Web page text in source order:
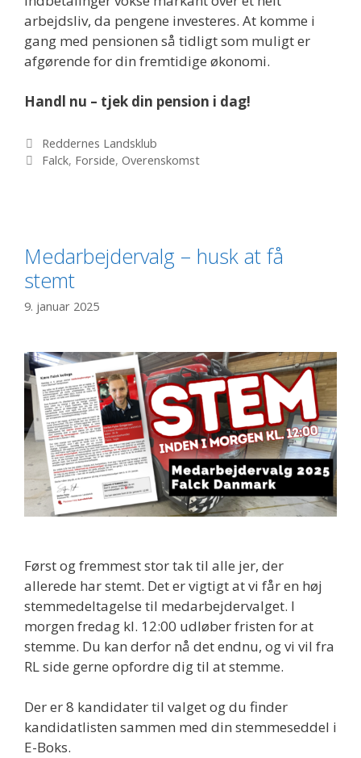
arbejdsliv, da pengene investeres. At komme i
gang med pensionen så tidligt som muligt er
afgørende for din fremtidige økonomi.
Handl nu – tjek din pension i dag!
Kategorier
Reddernes Landsklub
Tags
Falck, Forside, Overenskomst
Medarbejdervalg – husk at få
stemt
9. januar 2025
Først og fremmest stor tak til alle jer, der
allerede har stemt. Det er vigtigt at vi får en høj
stemmedeltagelse til medarbejdervalget. I
morgen fredag kl. 12:00 udløber fristen for at
stemme. Du kan derfor nå det endnu, og vi vil fra
RL side gerne opfordre dig til at stemme.
Der er 8 kandidater til valget og du finder
kandidatlisten sammen med din stemmeseddel i
E-Boks.